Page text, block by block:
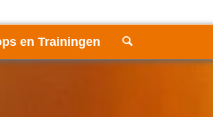
en Trainingen